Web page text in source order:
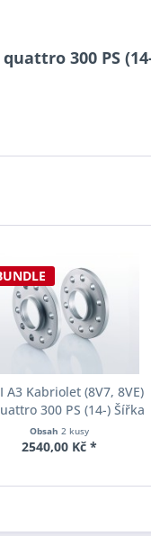
300 PS
A3 Kabriolet (8V7, 8VE)
300 PS (14-) Šířka
Eibach Pro-Spacer
S90-2-12-003 System2
Obsah 2 kusy
2540,00 Kč *